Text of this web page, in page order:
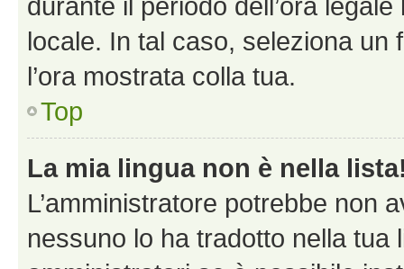
locale. In tal caso, seleziona
l’ora mostrata colla tua.
Top
La mia lingua non è nella
L’amministratore potrebbe non
nessuno lo ha tradotto nella tua